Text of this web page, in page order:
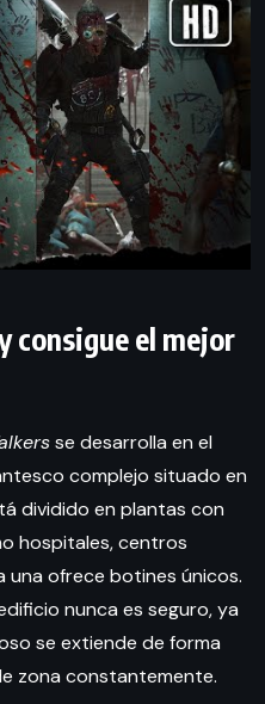
consigue el mejor
se desarrolla en el
complejo situado en
dividido en plantas con
hospitales, centros
una ofrece botines únicos.
nunca es seguro, ya
se extiende de forma
zona constantemente.